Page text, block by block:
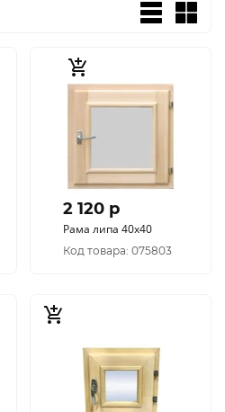
2 120 p
Рама липа 40х40
Код товара: 075803